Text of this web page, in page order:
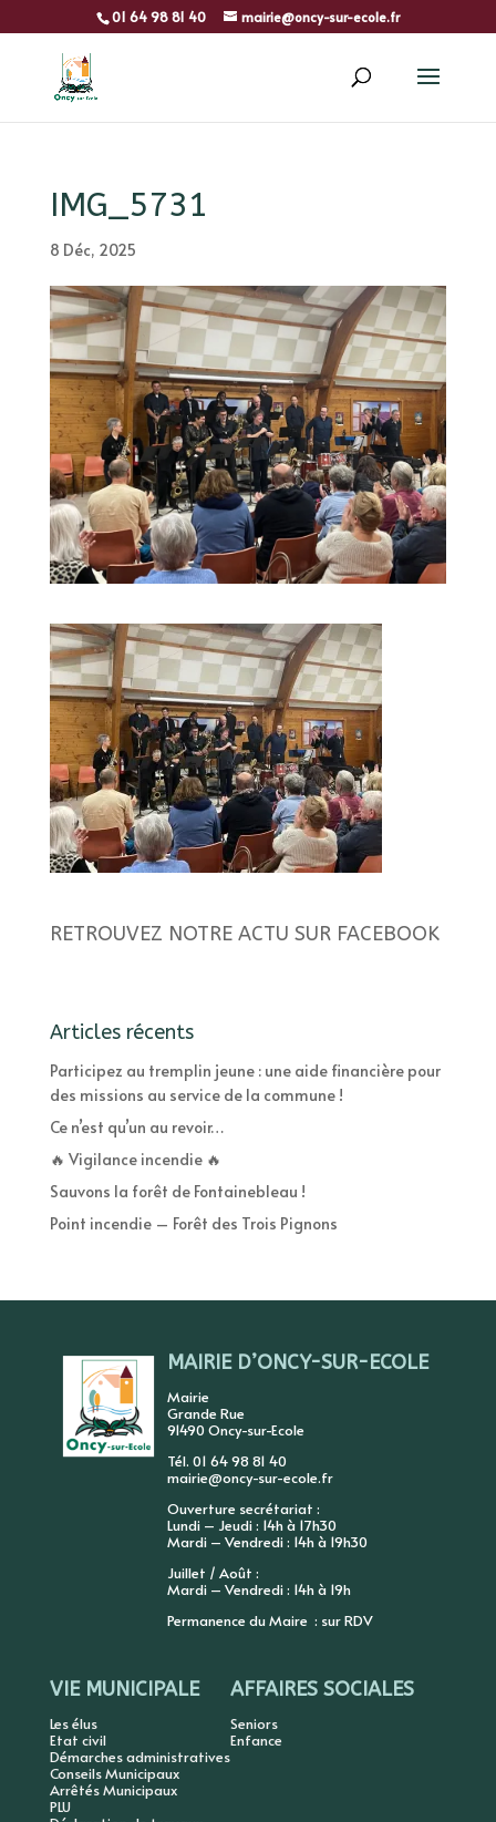
01 64 98 81 40 mairie@oncy-sur-ecole.fr
IMG_5731
8 Déc, 2025
RETROUVEZ NOTRE ACTU SUR FACEBOOK
Articles récents
Participez au tremplin jeune : une aide financière pour
des missions au service de la commune !
Ce n’est qu’un au revoir…
🔥 Vigilance incendie 🔥
Sauvons la forêt de Fontainebleau !
Point incendie – Forêt des Trois Pignons
MAIRIE D’ONCY-SUR-ECOLE
Mairie
Grande Rue
91490 Oncy-sur-Ecole
Tél. 01 64 98 81 40
mairie@oncy-sur-ecole.fr
Ouverture secrétariat :
Lundi – Jeudi : 14h à 17h30
Mardi – Vendredi : 14h à 19h30
Juillet / Août :
Mardi – Vendredi : 14h à 19h
Permanence du Maire : sur RDV
VIE MUNICIPALE
Les élus
Etat civil
Démarches administratives
Conseils Municipaux
Arrêtés Municipaux
PLU
AFFAIRES SOCIALES
Seniors
Enfance